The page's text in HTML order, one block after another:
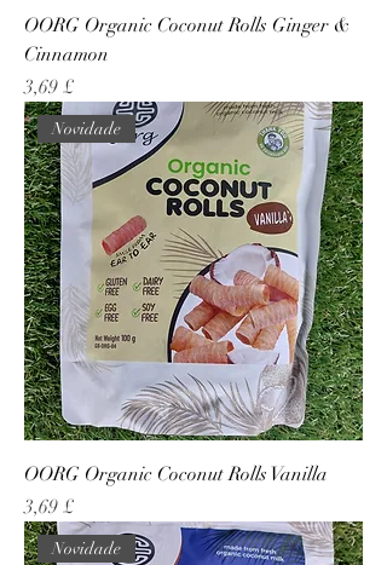
OORG Organic Coconut Rolls Ginger &
Cinnamon
Preço
3,69 £
Novidade
OORG Organic Coconut Rolls Vanilla
Preço
3,69 £
Novidade